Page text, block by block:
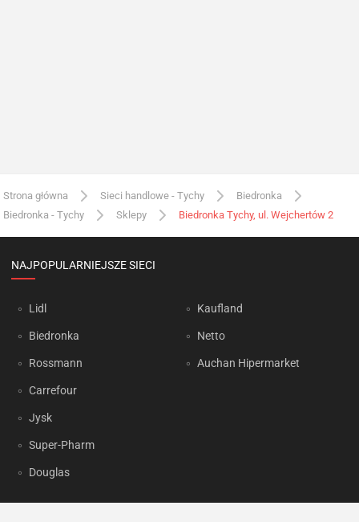
Strona główna Sieci handlowe - Tychy
Biedronka
Biedronka - Tychy
Sklepy Biedronka Tychy, ul. Wejchertów 2
NAJPOPULARNIEJSZE SIECI
Lidl
Biedronka
Rossmann
Carrefour
Jysk
Super-Pharm
Douglas
Kaufland
Netto
Auchan Hipermarket